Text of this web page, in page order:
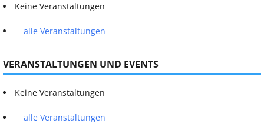
Keine Veranstaltungen
alle Veranstaltungen
VERANSTALTUNGEN UND EVENTS
Keine Veranstaltungen
alle Veranstaltungen